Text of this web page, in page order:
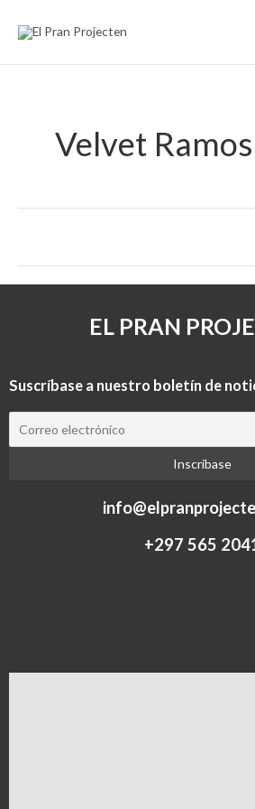
Velvet Ramos
EL PRAN
Suscríbase a nuestro boletín de
+297 565